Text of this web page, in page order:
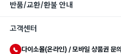
반품/교환/환불 안내
고객센터
다이소몰(온라인) / 모바일 상품권 문의